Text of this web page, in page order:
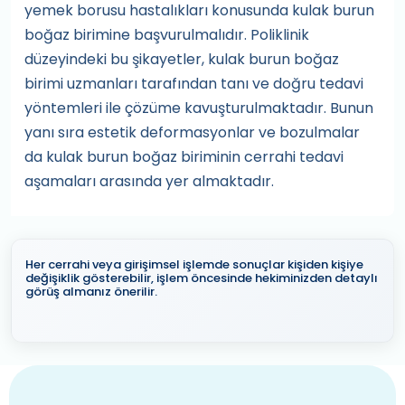
yemek borusu hastalıkları konusunda kulak burun
boğaz birimine başvurulmalıdır. Poliklinik
düzeyindeki bu şikayetler, kulak burun boğaz
birimi uzmanları tarafından tanı ve doğru tedavi
yöntemleri ile çözüme kavuşturulmaktadır. Bunun
yanı sıra estetik deformasyonlar ve bozulmalar
da kulak burun boğaz biriminin cerrahi tedavi
aşamaları arasında yer almaktadır.
Her cerrahi veya girişimsel işlemde sonuçlar kişiden kişiye
değişiklik gösterebilir, işlem öncesinde hekiminizden detaylı
görüş almanız önerilir.